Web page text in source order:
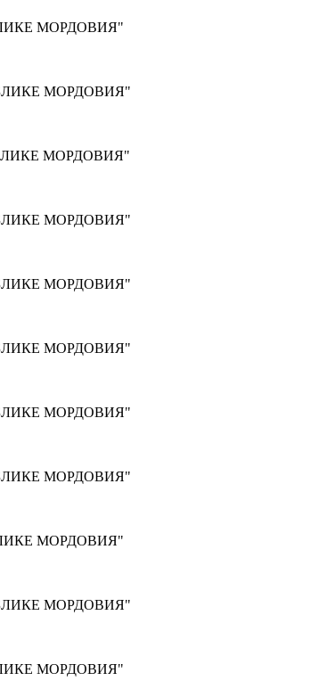
МОРДОВИЯ"
МОРДОВИЯ"
МОРДОВИЯ"
МОРДОВИЯ"
МОРДОВИЯ"
МОРДОВИЯ"
МОРДОВИЯ"
МОРДОВИЯ"
МОРДОВИЯ"
МОРДОВИЯ"
МОРДОВИЯ"